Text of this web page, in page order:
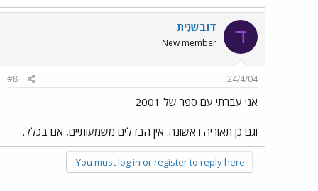
ד דובשנִית
New member
24/4/04
#8
אני עברתי עם ספר של 2001
וגם כן תאוריה ראשונה. אין הבדלים משמעותיים, אם בכלל.
You must log in or register to reply here.